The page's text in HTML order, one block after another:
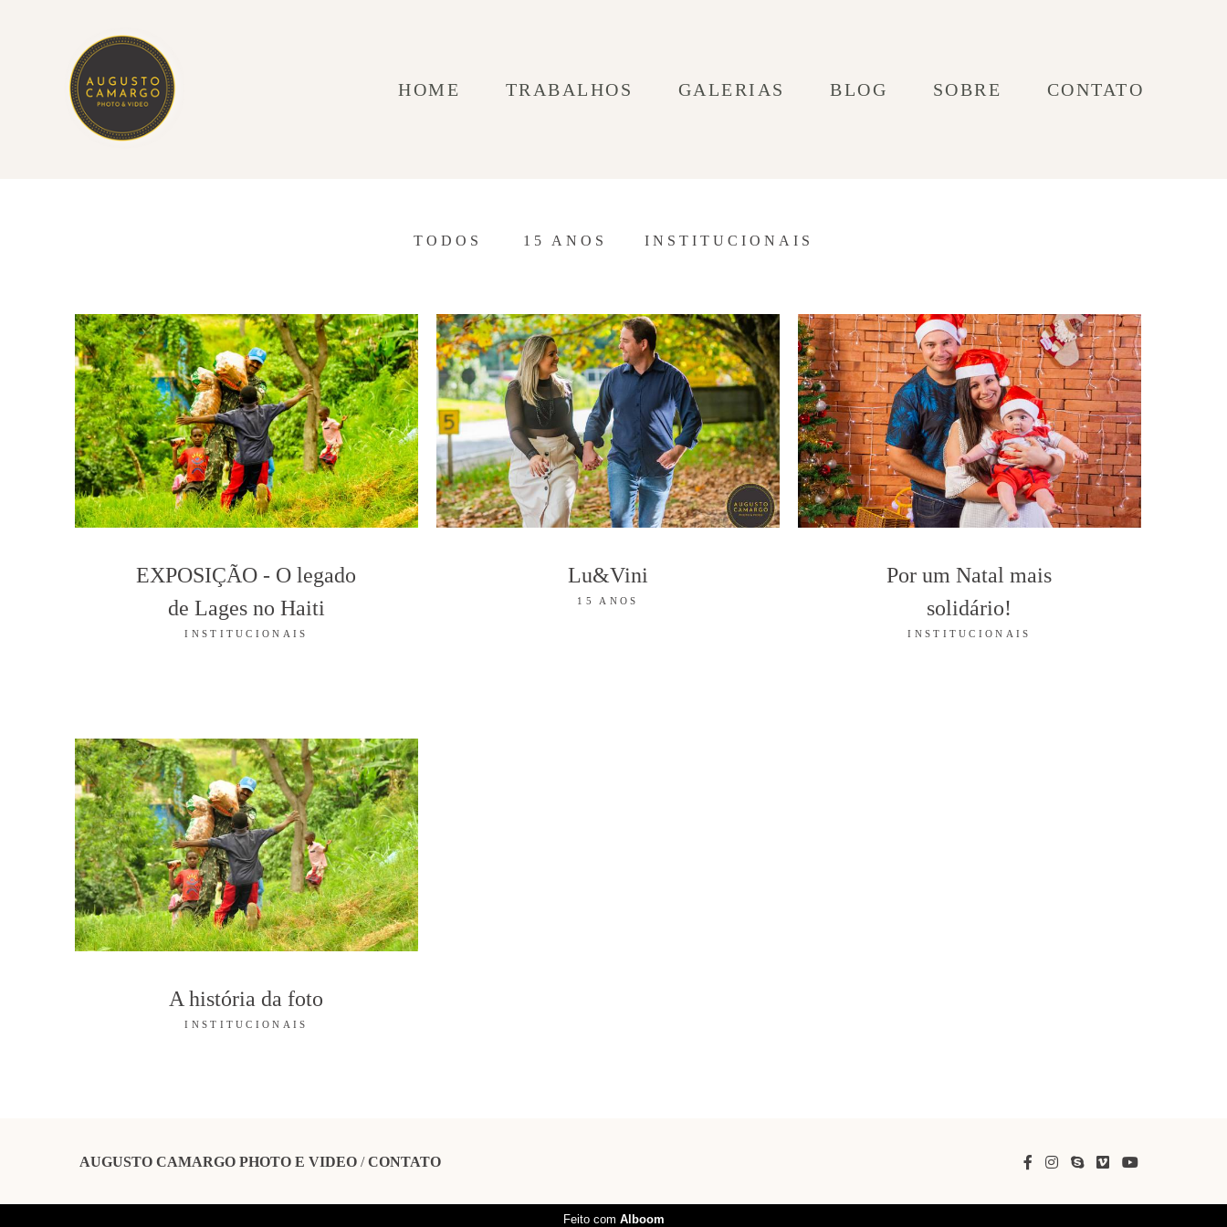
HOME TRABALHOS GALERIAS BLOG SOBRE CONTATO
TODOS 15 ANOS INSTITUCIONAIS
EXPOSIÇÃO - O legado
de Lages no Haiti
INSTITUCIONAIS
Lu&Vini
15 ANOS
Por um Natal mais
solidário!
INSTITUCIONAIS
A história da foto
INSTITUCIONAIS
AUGUSTO CAMARGO PHOTO E VIDEO /CONTATO
Feito com Alboom